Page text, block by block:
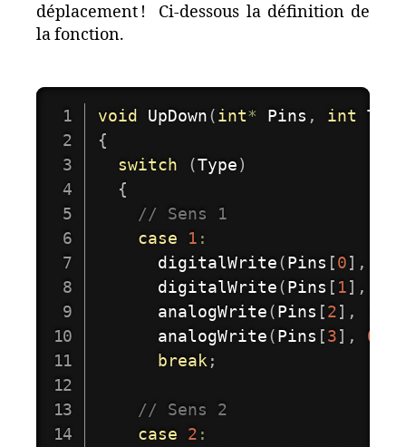
déplacement ! Ci-dessous la définition de
la fonction.
void UpDown(int* Pins , int
{
switch
(Type)
{
// Sens 1
case
1 :
digitalWrite(Pins [0] ,
digitalWrite(Pins [ 1] ,
analogWrite(Pins [2] ,
analogWrite(Pins [3] , 0
break ;
// Sens 2
case
2 :